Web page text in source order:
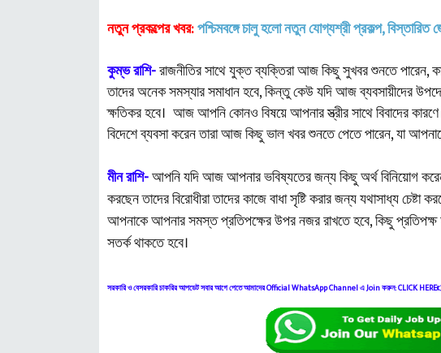
নতুন প্রকল্পের খবর:পশ্চিমবঙ্গে চালু হলো নতুন যোগ্যশ্রী প্রকল্প, বিস্তারিত
কুম্ভ রাশি-রাজনীতির সাথে যুক্ত ব্যক্তিরা আজ কিছু সুখবর শুনতে পারেন,
তাদের অনেক সমস্যার সমাধান হবে, কিন্তু কেউ যদি আজ ব্যবসায়ীদের
ক্ষতিকর হবে। আজ আপনি কোনও বিষয়ে আপনার স্ত্রীর সাথে বিবাদের
বিদেশে ব্যবসা করেন তারা আজ কিছু ভাল খবর শুনতে পেতে পারেন, যা
মীন রাশি-আপনি যদি আজ আপনার ভবিষ্যতের জন্য কিছু অর্থ বিনিয়োগ
করছেন তাদের বিরোধীরা তাদের কাজে বাধা সৃষ্টি করার জন্য যথাসাধ্য
আপনাকে আপনার সমস্ত প্রতিপক্ষের উপর নজর রাখতে হবে, কিছু
সতর্ক থাকতে হবে।
সরকারি ও বেসরকারি চাকরির আপডেট সবার আগে পেতে আমাদের Official WhatsApp Channel এ Join করুন: CLICK